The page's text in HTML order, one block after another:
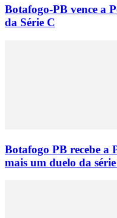
Botafogo-PB vence a
da Série C
Botafogo PB recebe a
mais um duelo da